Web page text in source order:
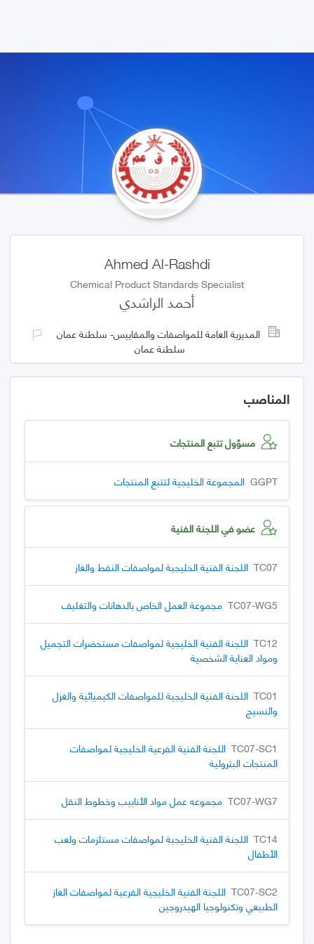
Ahmed Al-Rashdi
Chemical Product Standards Specialist
أحمد الراشدي
المديرية العامة للمواصفات والمقاييس- سلطنة عمان
سلطنة عمان
المناصب
مسؤول تتبع المنتجات
GGPT المجموعة الخليجية لتتبع المنتجات
عضو في اللجنة الفنية
TC07 اللجنة الفنية الخليجية لمواصفات النفط والغاز
TC07-WG5 مجموعة العمل الخاص بالدهانات والتغليف
TC12 اللجنة الفنية الخليجية لمواصفات مستحضرات التجميل
ومواد العناية الشخصية
TC01 اللجنة الفنية الخليجية للمواصفات الكيميائية والغزل
والنسيج
TC07-SC1 اللجنة الفنية الفرعية الخليجية لمواصفات
المنتجات البترولية
TC07-WG7 مجموعه عمل مواد الأنابيب وخطوط النقل
TC14 اللجنة الفنية الخليجية لمواصفات مستلزمات ولعب
الأطفال
TC07-SC2 اللجنة الفنية الخليجية الفرعية لمواصفات الغاز
الطبيعي وتكنولوجيا الهيدروجين